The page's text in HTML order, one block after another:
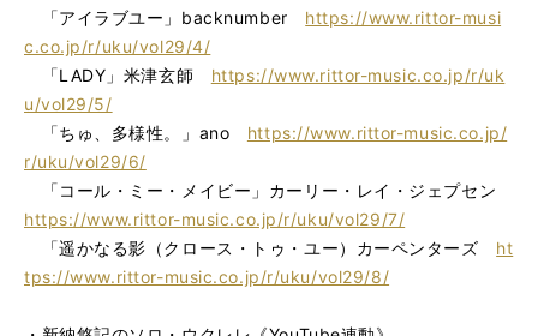
「アイラブユー」backnumber https://www.rittor-musi
c.co.jp/r/uku/vol29/4/
「LADY」米津玄師 https://www.rittor-music.co.jp/r/uk
u/vol29/5/
「ちゅ、多様性。」ano https://www.rittor-music.co.jp/
r/uku/vol29/6/
「コール・ミー・メイビー」カーリー・レイ・ジェプセン
https://www.rittor-music.co.jp/r/uku/vol29/7/
「遥かなる影（クロース・トゥ・ユー）カーペンターズ ht
tps://www.rittor-music.co.jp/r/uku/vol29/8/